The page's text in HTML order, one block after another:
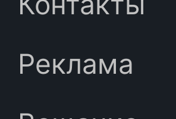
Реклама